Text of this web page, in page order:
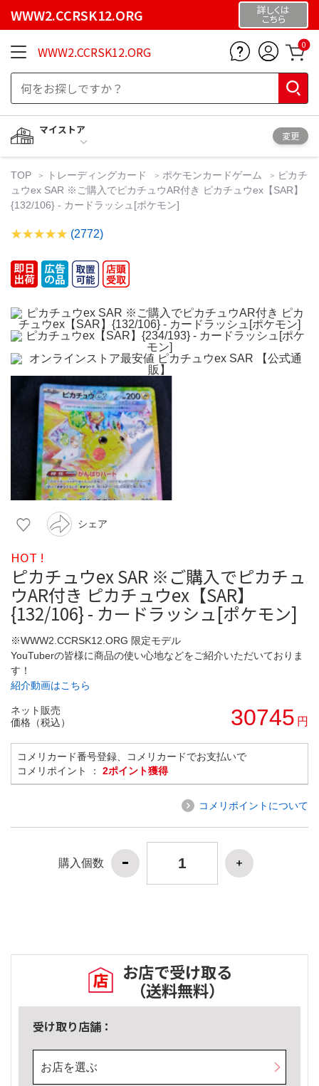
WWW2.CCRSK12.ORG 詳しくは
こちら
WWW2.CCRSK12.ORG 0
マイストア
変更
TOP トレーディングカード ポケモンカードゲーム
ピカチ
ュウex SAR ※ご購入でピカチュウAR付き ピカチュウex【SAR】
{132/106} - カードラッシュ[ポケモン]
(2772)
シェア
HOT !
ピカチュウex SAR ※ご購入でピカチュ
ウAR付き ピカチュウex【SAR】
{132/106} - カードラッシュ[ポケモン]
※WWW2.CCRSK12.ORG 限定モデル
YouTuberの皆様に商品の使い心地などをご紹介いただいておりま
す！
紹介動画はこちら
ネット販売
価格（税込）
30745 円
コメリカード番号登録、コメリカードでお支払いで
コメリポイント ： 2ポイント獲得
コメリポイントについて
購入個数
お店で受け取る
（送料無料）
受け取り店舗：
お店を選ぶ